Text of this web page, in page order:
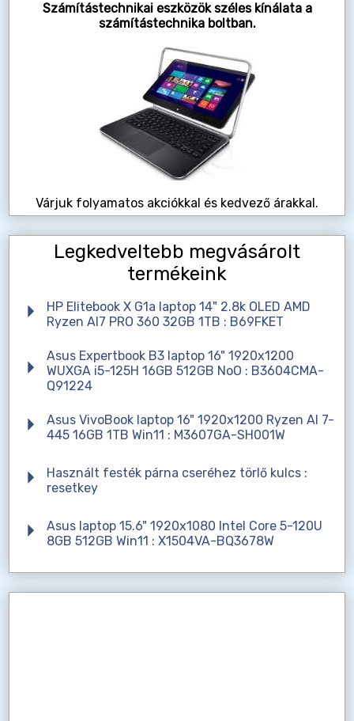
Számítástechnikai eszközök széles kínálata a
számítástechnika boltban.
Várjuk folyamatos akciókkal és kedvező árakkal.
Legkedveltebb megvásárolt
termékeink
HP Elitebook X G1a laptop 14" 2.8k OLED AMD
Ryzen AI7 PRO 360 32GB 1TB : B69FKET
Asus Expertbook B3 laptop 16" 1920x1200
WUXGA i5-125H 16GB 512GB NoO : B3604CMA-
Q91224
Asus VivoBook laptop 16" 1920x1200 Ryzen AI 7-
445 16GB 1TB Win11 : M3607GA-SH001W
Használt festék párna cseréhez törlő kulcs :
resetkey
Asus laptop 15.6" 1920x1080 Intel Core 5-120U
8GB 512GB Win11 : X1504VA-BQ3678W